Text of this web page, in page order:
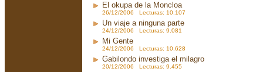
El okupa de la Moncloa
26/12/2006 Lecturas: 10.107
Un viaje a ninguna parte
24/12/2006 Lecturas: 9.081
Mi Gente
24/12/2006 Lecturas: 10.628
Gabilondo investiga el milagro
20/12/2006 Lecturas: 9.455